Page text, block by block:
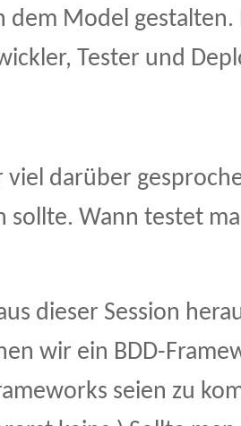
dem Model gestalten.
Tester und
viel darüber
sollte. Wann testet
dieser Session
wir ein BDD-
seien zu